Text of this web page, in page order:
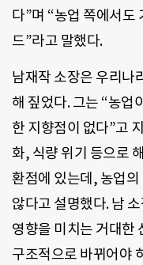
다”며 “농업 쪽에서도
드”라고 말했다.
남재작 소장은 우리나
해 짚었다. 그는 “농업
한 지향점이 없다”고
화, 식량 위기 등으로
환점에 있는데, 농업의
않다고 설명했다. 남
영향을 미치는 거대한
구조적으로 바뀌어야